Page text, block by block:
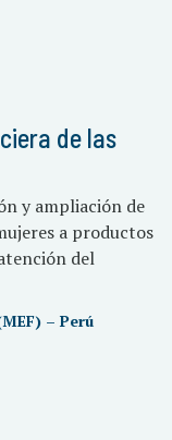
de las
y ampliación de
a productos
del
– Perú